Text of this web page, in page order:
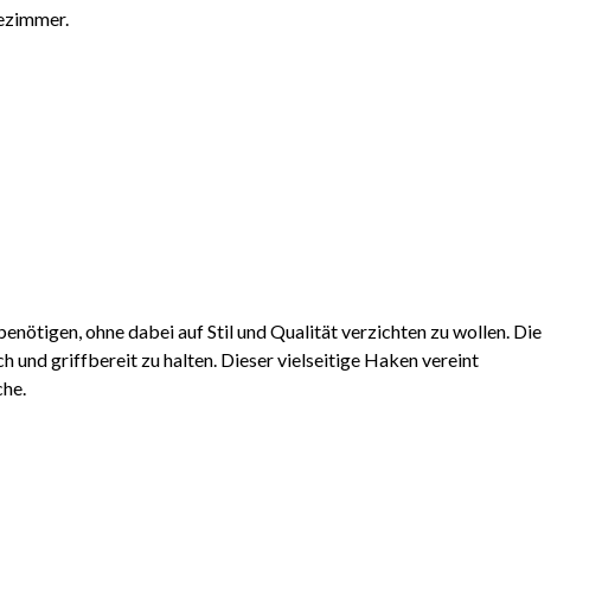
ohne dabei auf Stil und Qualität verzichten zu wollen. Die
und griffbereit zu halten. Dieser vielseitige Haken vereint